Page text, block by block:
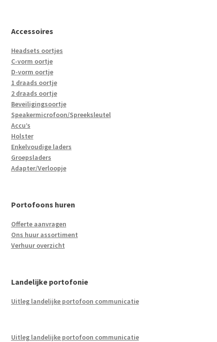
Accessoires
Headsets oortjes
C-vorm oortje
D-vorm oortje
1 draads oortje
2 draads oortje
Beveiligingsoortje
Speakermicrofoon/Spreeksleutel
Accu’s
Holster
Enkelvoudige laders
Groepsladers
Adapter/Verloopje
Portofoons huren
Offerte aanvragen
Ons huur assortiment
Verhuur overzicht
Landelijke portofonie
Uitleg landelijke portofoon communicatie
Uitleg landelijke portofoon communicatie